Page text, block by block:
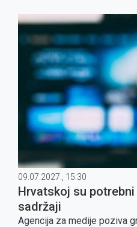
09.07.2027., 15:30
Hrvatskoj su
sadržaji
Agencija za medije poziva